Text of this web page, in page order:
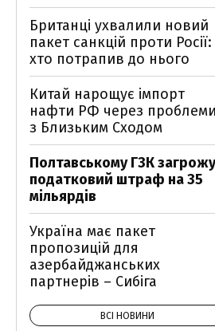
Британці ухвалили новий
пакет санкцій проти Росії:
хто потрапив до нього
Китай нарощує імпорт
нафти РФ через проблеми
з Близьким Сходом
Полтавському ГЗК
податковий штраф на 35
мільярдів
Україна має пакет
пропозицій для
азербайджанських
партнерів – Сибіга
ВСІ НОВИНИ